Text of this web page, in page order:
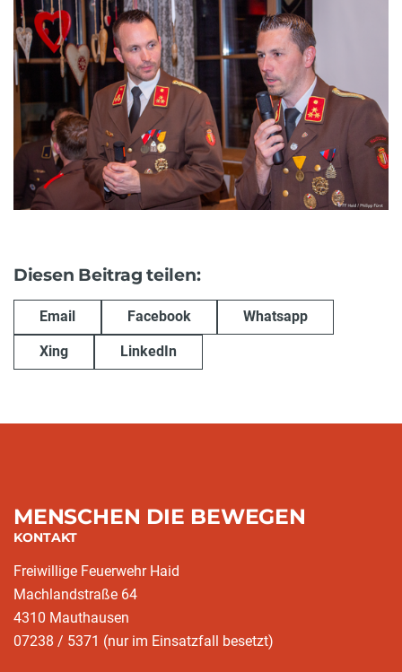
Diesen Beitrag teilen:
Email Facebook Whatsapp
Xing LinkedIn
MENSCHEN DIE BEWEGEN
KONTAKT
Freiwillige Feuerwehr Haid
Machlandstraße 64
4310 Mauthausen
07238 / 5371 (nur im Einsatzfall besetzt)